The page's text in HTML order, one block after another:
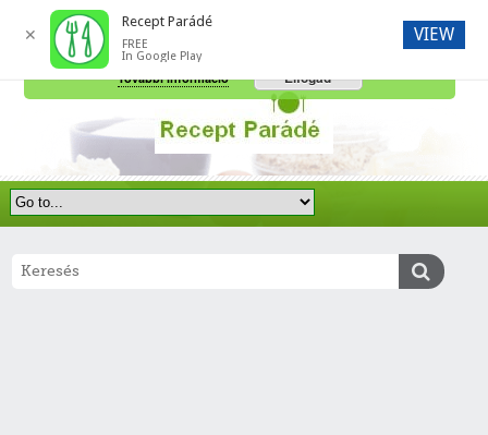
A honlap további használatához a sütik használatát el kell fogadni.
További információ
Elfogad
✕
Recept Parádé
FREE
In Google Play
VIEW